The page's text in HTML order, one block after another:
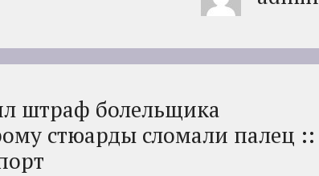
штраф болельщика
стюарды сломали палец ::